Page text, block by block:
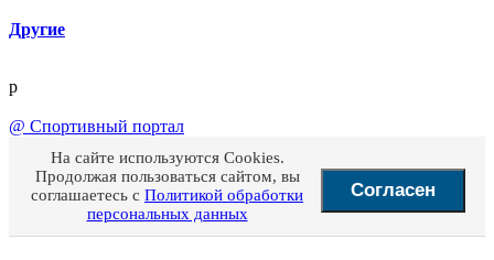
Другие
p
@ Спортивный портал
На сайте используются Cookies.
Продолжая пользоваться сайтом, вы
соглашаетесь с Политикой обработки
персональных данных
Согласен